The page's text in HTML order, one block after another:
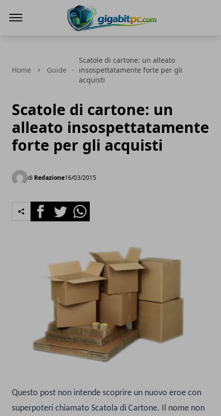
Home Guide
Scatole di cartone: un alleato
insospettatamente forte per gli
acquisti
Scatole di cartone: un
alleato insospettatamente
forte per gli acquisti
di Redazione16/03/2015
FacebookTwitterWhatsapp
Questo post non intende scoprire un nuovo eroe con
superpoteri chiamato Scatola di Cartone. Il nome non